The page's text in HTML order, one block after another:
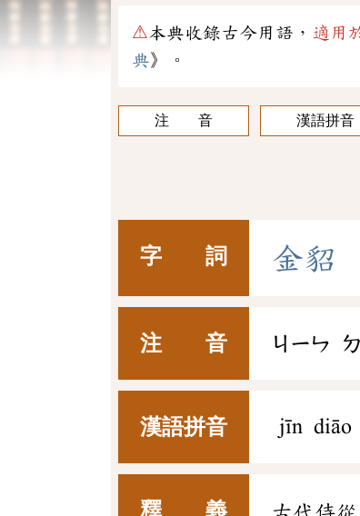
⚠本典收錄古今用語， 適用
典》。
注 音 漢語拼音
字 詞 金貂
注 音 ㄐㄧㄣ
漢語拼音 jīn diāo
釋 義